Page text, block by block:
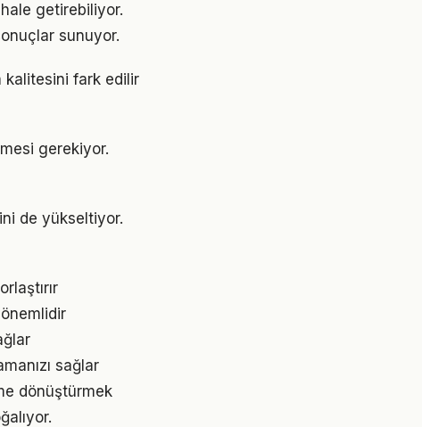
getirebiliyor.
sunuyor.
kalitesini fark edilir
gerekiyor.
de yükseltiyor.
sağlar
dönüştürmek